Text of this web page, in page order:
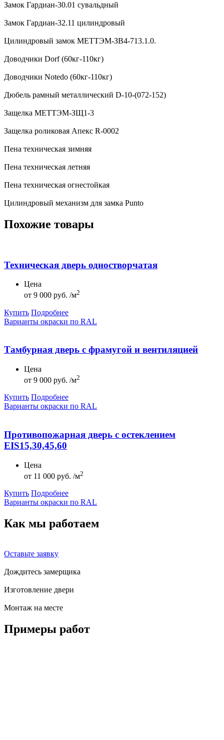
Замок Гардиан-30.01 сувальдный
Замок Гардиан-32.11 цилиндровый
Цилиндровый замок МЕТТЭМ-ЗВ4-713.1.0.
Доводчики Dorf (60кг-110кг)
Доводчики Notedo (60кг-110кг)
Дюбель рамный металлический D-10-(072-152)
Защелка МЕТТЭМ-ЗЩ1-3
Защелка роликовая Апекс R-0002
Пена техническая зимняя
Пена техническая летняя
Пена техническая огнестойкая
Цилиндровый механизм для замка Punto
Похожие товары
Техническая дверь одностворчатая
Цена
от 9 000 руб. /м2
Купить Подробнее
Варианты окраски по RAL
Тамбурная дверь с фрамугой и вентиляцией
Цена
от 9 000 руб. /м2
Купить Подробнее
Варианты окраски по RAL
Противопожарная дверь с остеклением
EIS15,30,45,60
Цена
от 11 000 руб. /м2
Купить Подробнее
Варианты окраски по RAL
Как мы работаем
Оставьте заявку
Дождитесь замерщика
Изготовление двери
Монтаж на месте
Примеры работ